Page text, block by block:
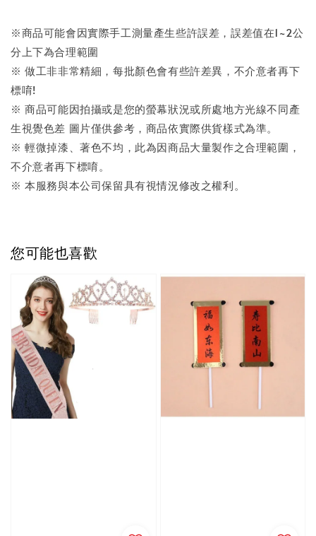
※商品可能會因實際手工測量產生些許誤差，誤差值在1~2公
分上下為合理範圍
※ 做工非非常精細，每批顏色會有些許差異，不介意者再下
標唷!
※ 商品可能因拍攝或是您的螢幕狀況或所處地方光線不同產
生視覺色差 圖片僅供參考，商品依實際供貨樣式為準。
※ 輕微掉漆、著色不均，此為因商品大量製作之合理範圍，
不介意者再下標唷。
※ 本服務與本公司保留具有視情況修改之權利。
您可能也喜歡